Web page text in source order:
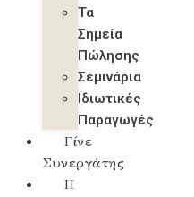
Τα
Σημεία
Πώλησης
Σεμινάρια
Ιδιωτικές
Παραγωγές
Γίνε
Συνεργάτης
Η